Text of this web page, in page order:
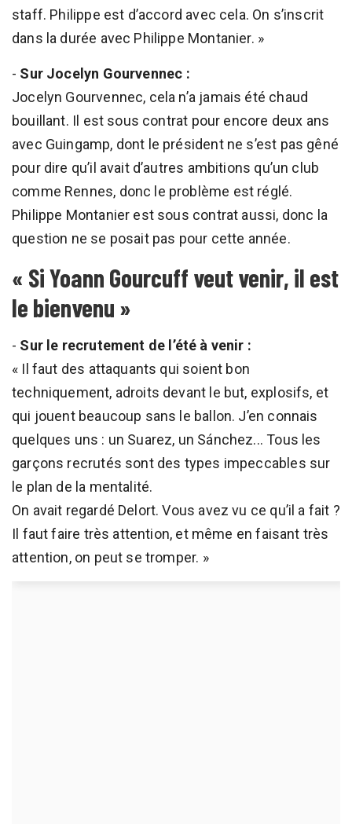
staff. Philippe est d’accord avec cela. On s’inscrit
dans la durée avec Philippe Montanier. »
- Sur Jocelyn Gourvennec :
Jocelyn Gourvennec, cela n’a jamais été chaud
bouillant. Il est sous contrat pour encore deux ans
avec Guingamp, dont le président ne s’est pas gêné
pour dire qu’il avait d’autres ambitions qu’un club
comme Rennes, donc le problème est réglé.
Philippe Montanier est sous contrat aussi, donc la
question ne se posait pas pour cette année.
« Si Yoann Gourcuff veut venir, il est
le bienvenu »
- Sur le recrutement de l’été à venir :
« Il faut des attaquants qui soient bon
techniquement, adroits devant le but, explosifs, et
qui jouent beaucoup sans le ballon. J’en connais
quelques uns : un Suarez, un Sánchez... Tous les
garçons recrutés sont des types impeccables sur
le plan de la mentalité.
On avait regardé Delort. Vous avez vu ce qu’il a fait ?
Il faut faire très attention, et même en faisant très
attention, on peut se tromper. »